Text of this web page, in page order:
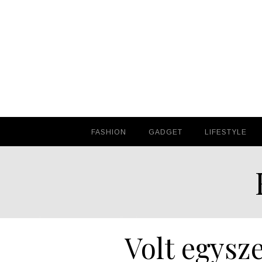
FASHION
FASHION GADGET
GADGET LIFESTYLE
LIFESTYLE
Volt